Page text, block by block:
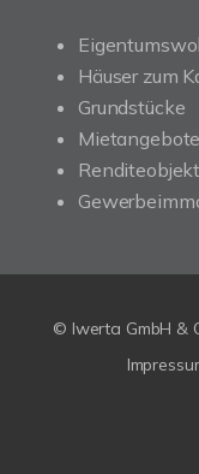
Häuser zum
Grundstücke
Mietangebote
© Iwerta GmbH &